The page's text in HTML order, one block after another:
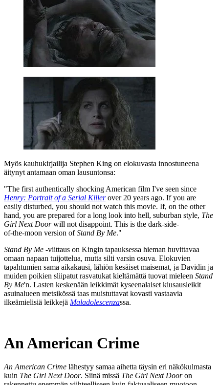
Myös kauhukirjailija Stephen King on elokuvasta innostuneena
äitynyt antamaan oman lausuntonsa:
"The first authentically shocking American film I've seen since
Henry: Portrait of a Serial Killerover 20 years ago. If you are
easily disturbed, you should not watch this movie. If, on the other
hand, you are prepared for a long look into hell, suburban style, The
Girl Next Doorwill not disappoint. This is the dark‑side-
of‑the‑moon version ofStand By Me."
Stand By Me ‑viittaus on Kingin tapauksessa hieman huvittavaa
omaan napaan tuijottelua, mutta silti varsin osuva. Elokuvien
tapahtumien sama aikakausi, lähiön kesäiset maisemat, ja Davidin ja
muiden poikien sliipatut rasvatukat kieltämättä tuovat mieleen Stand
By Me'n. Lasten keskenään leikkimät kyseenalaiset kiusausleikit
asuinalueen metsikössä taas muistuttavat kovasti vastaavia
ilkeämielisiä leikkejä Maladolescenzassa.
An American Crime
An American Crime lähestyy samaa aihetta täysin eri näkökulmasta
kuin The Girl Next Door. Siinä missä The Girl Next Dooron